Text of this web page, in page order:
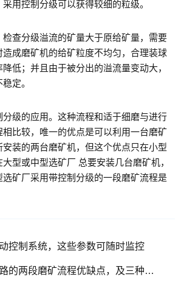
用控制分级可以获得较细的粒级。
查分级溢流的矿量大于原给矿量，需要
成磨矿机的给矿粒度不均匀，合理装球
低；并且由于被分出的溢流量变动大，
定。
级的应用。这种流程和适于细磨与进行
相比较，唯一的优点是可以利用一台磨矿
装的两台磨矿机，但这个优点只在小型
型或中型选矿厂 总要安装几台磨矿机，
选矿厂采用带控制分级的一段磨矿流程是
控制系统，这些参数可随时监控
第一段开路的两段磨矿流程优缺点，及三种形式